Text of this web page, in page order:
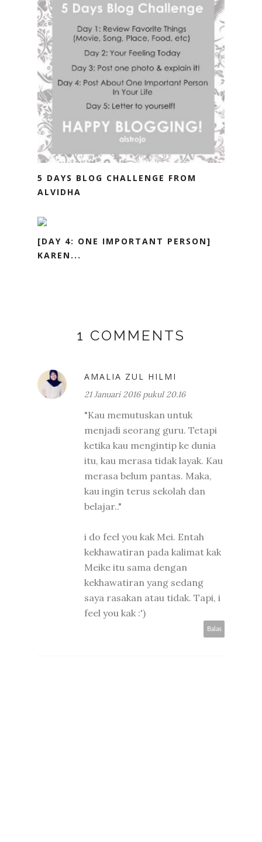
5 DAYS BLOG CHALLENGE FROM
ALVIDHA
[DAY 4: ONE IMPORTANT PERSON]
KAREN...
1 COMMENTS
AMALIA ZUL HILMI
21 Januari 2016 pukul 20.16
"Kau memutuskan untuk
menjadi seorang guru. Tetapi
ketika kau mengintip ke dunia
itu, kau merasa tidak layak. Kau
merasa belum pantas. Maka,
kau ingin terus sekolah dan
belajar.."
i do feel you kak Mei. Entah
kekhawatiran pada kalimat kak
Meike itu sama dengan
kekhawatiran yang sedang
saya rasakan atau tidak. Tapi, i
feel you kak :')
Balas